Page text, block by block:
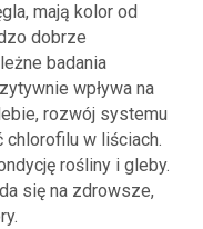
mają kolor od
dobrze
badania
wpływa na
rozwój systemu
w liściach.
rośliny i gleby.
się na zdrowsze,